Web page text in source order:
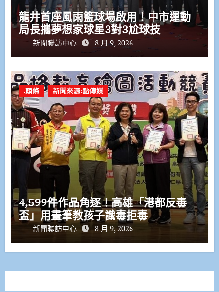
龍井首座風雨籃球場啟用！中市運動
局長攜夢想家球星3對3尬球技
新聞聯訪中心 8 月 9, 2026
.頭條 新聞來源:點傳媒
4,599件作品角逐！高雄「港都反毒
盃」用畫筆教孩子識毒拒毒
新聞聯訪中心 8 月 9, 2026